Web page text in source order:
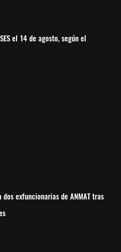
el 14 de agosto, según el
exfuncionarias de ANMAT tras